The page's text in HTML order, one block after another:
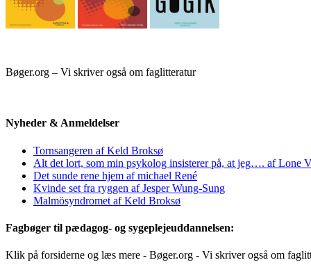
Bøger.org – Vi skriver også om faglitteratur
Nyheder & Anmeldelser
Tornsangeren af Keld Broksø
Alt det lort, som min psykolog insisterer på, at jeg…. af Lone
Det sunde rene hjem af michael René
Kvinde set fra ryggen af Jesper Wung-Sung
Malmösyndromet af Keld Broksø
Fagbøger til pædagog- og sygeplejeuddannelsen:
Klik på forsiderne og læs mere - Bøger.org - Vi skriver også om